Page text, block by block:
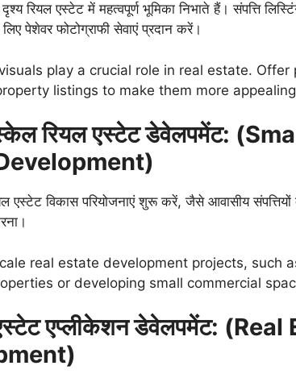
रियल एस्टेट में महत्वपूर्ण भूमिका निभाते हैं। संपत्ति
पेशेवर फोटोग्राफी सेवाएं प्रदान करें।
play a crucial role in real estate.
listings to make them more
रियल एस्टेट डेवेलपमेंट:
एस्टेट विकास परियोजनाएं शुरू करें, जैसे आवासीय
real estate development projects, such
or developing small commercial
एप्लीकेशन डेवेलपमेंट: